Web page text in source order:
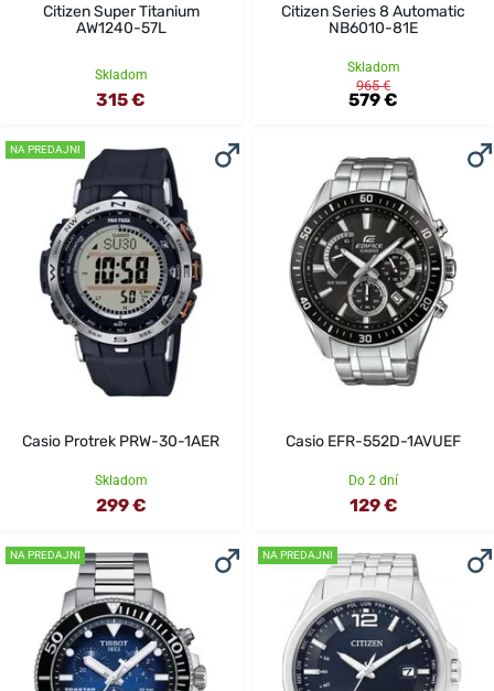
Citizen Super Titanium
AW1240-57L
Skladom
315 €
Citizen Series 8 Automatic
NB6010-81E
Skladom
965 €
579 €
NA PREDAJNI
Casio Protrek PRW-30-1AER
Skladom
299 €
Casio EFR-552D-1AVUEF
Do 2 dní
129 €
NA PREDAJNI NA PREDAJNI